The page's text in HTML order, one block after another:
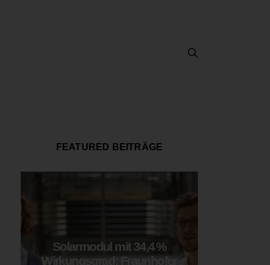
FEATURED BEITRÄGE
Solarmodul mit 34,4 %
Wirkungsgrad: Fraunhofer